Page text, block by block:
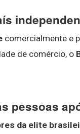
comercialmente e
de comércio, o
pessoas
da elite